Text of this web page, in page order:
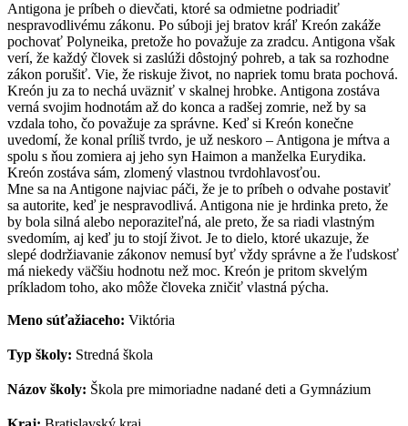
Antigona je príbeh o dievčati, ktoré sa odmietne podriadiť
nespravodlivému zákonu. Po súboji jej bratov kráľ Kreón zakáže
pochovať Polyneika, pretože ho považuje za zradcu. Antigona však
verí, že každý človek si zaslúži dôstojný pohreb, a tak sa rozhodne
zákon porušiť. Vie, že riskuje život, no napriek tomu brata pochová.
Kreón ju za to nechá uväzniť v skalnej hrobke. Antigona zostáva
verná svojim hodnotám až do konca a radšej zomrie, než by sa
vzdala toho, čo považuje za správne. Keď si Kreón konečne
uvedomí, že konal príliš tvrdo, je už neskoro – Antigona je mŕtva a
spolu s ňou zomiera aj jeho syn Haimon a manželka Eurydika.
Kreón zostáva sám, zlomený vlastnou tvrdohlavosťou.
Mne sa na Antigone najviac páči, že je to príbeh o odvahe postaviť
sa autorite, keď je nespravodlivá. Antigona nie je hrdinka preto, že
by bola silná alebo neporaziteľná, ale preto, že sa riadi vlastným
svedomím, aj keď ju to stojí život. Je to dielo, ktoré ukazuje, že
slepé dodržiavanie zákonov nemusí byť vždy správne a že ľudskosť
má niekedy väčšiu hodnotu než moc. Kreón je pritom skvelým
príkladom toho, ako môže človeka zničiť vlastná pýcha.
Meno súťažiaceho: Viktória
Typ školy: Stredná škola
Názov školy: Škola pre mimoriadne nadané deti a Gymnázium